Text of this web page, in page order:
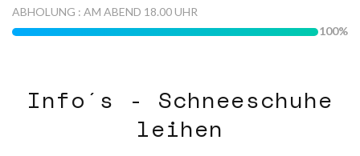
ABHOLUNG : AM ABEND 18.00 UHR
100
Info´s - Schneeschuhe
leihen